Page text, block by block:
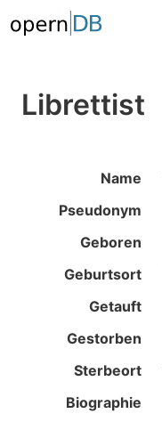
Librettist
Name
Pseudonym
Geboren
Geburtsort
Getauft
Gestorben
Sterbeort
Biographie